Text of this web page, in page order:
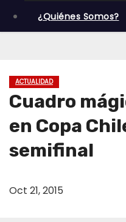
¿Quiénes Somos?
ACTUALIDAD
Cuadro
en Copa
semifinal
Oct 21, 2015